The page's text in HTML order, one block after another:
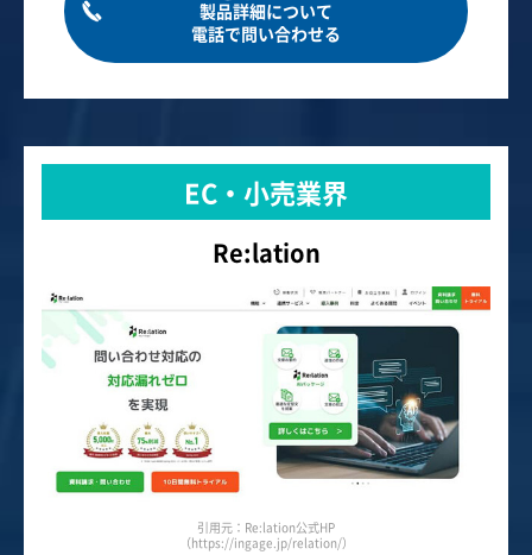
製品詳細について
電話で問い合わせる
EC・小売業界
Re:lation
引用元：Re:lation公式HP
（https://ingage.jp/relation/）